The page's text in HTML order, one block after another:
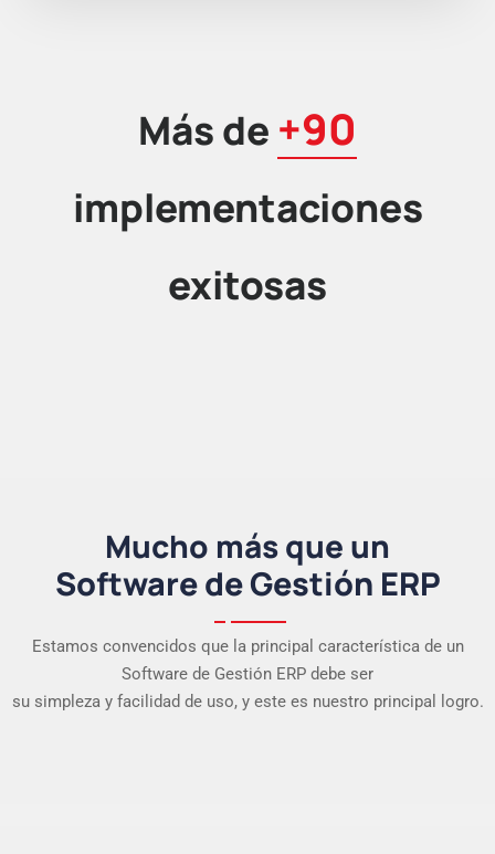
Más de +90
implementaciones
exitosas
Mucho más que un
Software de Gestión ERP
Estamos convencidos que la principal característica de un
Software de Gestión ERP debe ser
su simpleza y facilidad de uso, y este es nuestro principal logro.